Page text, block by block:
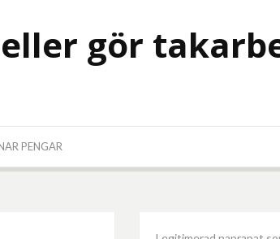
gör
PENGAR